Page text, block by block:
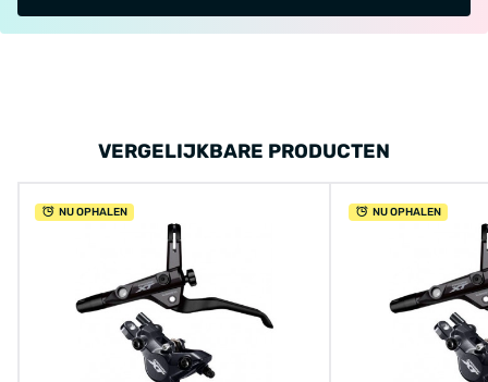
VERGELIJKBARE PRODUCTEN
NU OPHALEN NU OPHALEN